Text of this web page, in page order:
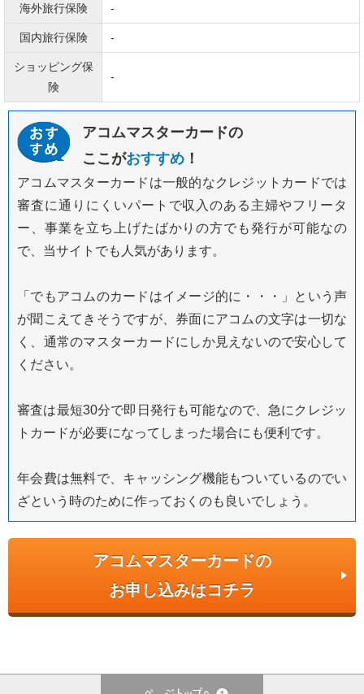
海外旅行保険 -
国内旅行保険 -
ショッピング保
険
-
アコムマスターカードの
ここがおすすめ ！
アコムマスターカードは一般的なクレジットカードでは
審査に通りにくいパートで収入のある主婦やフリータ
ー、事業を立ち上げたばかりの方でも発行が可能なの
で、当サイトでも人気があります。
「でもアコムのカードはイメージ的に・・・」という声
が聞こえてきそうですが、券面にアコムの文字は一切な
く、通常のマスターカードにしか見えないので安心して
ください。
審査は最短30分で即日発行も可能なので、急にクレジッ
トカードが必要になってしまった場合にも便利です。
年会費は無料で、キャッシング機能もついているのでい
ざという時のために作っておくのも良いでしょう。
アコムマスターカードの
お申し込みはコチラ